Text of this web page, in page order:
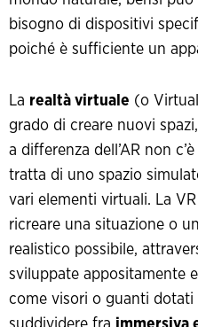
bisogno di dispositivi
poiché è sufficiente un
La realtà virtuale (o
grado di creare nuovi
a differenza dell’AR non
tratta di uno spazio
vari elementi virtuali. La
ricreare una situazione o
realistico possibile,
sviluppate appositamente
come visori o guanti dotati